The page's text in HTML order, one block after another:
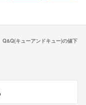
Q&Q(キューアンドキュー)の値下